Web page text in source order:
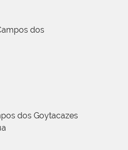
dos
dos Goytacazes